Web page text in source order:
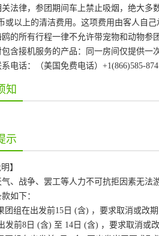
关法律，参团期间车上禁止吸烟，绝大
或以上的清洁费用。这项费用由客人自
鸥的所有行程一律不允许带宠物和动物参
包含接机服务的产品：同一房间仅提供
电话：（美国免费电话）+1(866)585-
知
示
】
气、战争、罢工等人力不可抗拒因素无
如下：
组在出发前15日 (含) ，要求取消或改
前8日 (含) 至 14日 (含) ，要求取消或